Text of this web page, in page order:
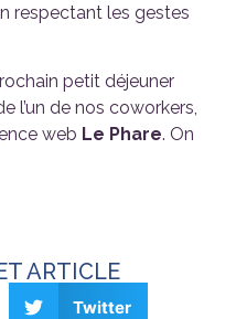
respectant les gestes
petit déjeuner
l’un de nos coworkers,
web Le Phare. On
ARTICLE
Twitter